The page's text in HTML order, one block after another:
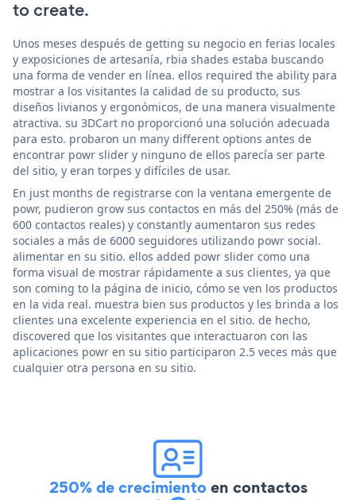
to create.
Unos meses después de getting su negocio en ferias locales
y exposiciones de artesanía, rbia shades estaba buscando
una forma de vender en línea. ellos required the ability para
mostrar a los visitantes la calidad de su producto, sus
diseños livianos y ergonómicos, de una manera visualmente
atractiva. su 3DCart no proporcionó una solución adecuada
para esto. probaron un many different options antes de
encontrar powr slider y ninguno de ellos parecía ser parte
del sitio, y eran torpes y difíciles de usar.
En just months de registrarse con la ventana emergente de
powr, pudieron grow sus contactos en más del 250% (más de
600 contactos reales) y constantly aumentaron sus redes
sociales a más de 6000 seguidores utilizando powr social.
alimentar en su sitio. ellos added powr slider como una
forma visual de mostrar rápidamente a sus clientes, ya que
son coming to la página de inicio, cómo se ven los productos
en la vida real. muestra bien sus productos y les brinda a los
clientes una excelente experiencia en el sitio. de hecho,
discovered que los visitantes que interactuaron con las
aplicaciones powr en su sitio participaron 2.5 veces más que
cualquier otra persona en su sitio.
250% de crecimientoen contactos